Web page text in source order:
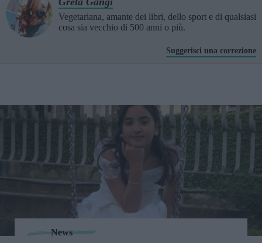
Vegetariana, amante dei libri, dello sport e di qualsiasi
cosa sia vecchio di 500 anni o più.
Suggerisci una correzione
News